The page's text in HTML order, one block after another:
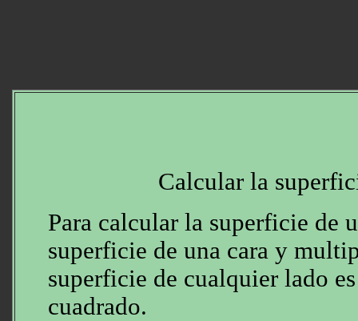
Calcular la
Para calcular la superficie de
superficie de una cara y
superficie de cualquier lado
cuadrado.